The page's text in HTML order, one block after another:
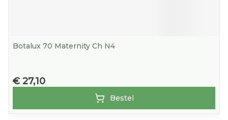
Botalux 70 Maternity Ch N4
€ 27,10
Bestel